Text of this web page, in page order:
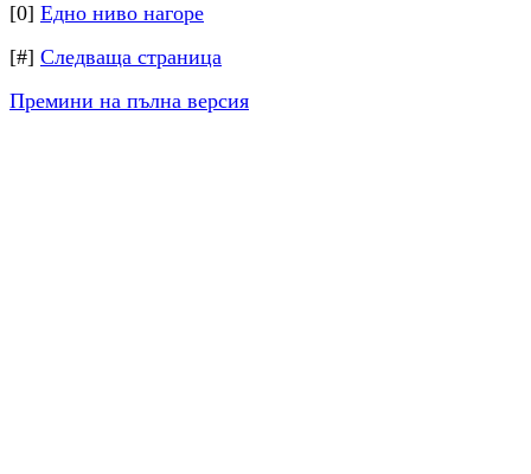
[0] Едно ниво нагоре
[#] Следваща страница
Премини на пълна версия